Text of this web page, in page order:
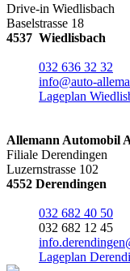
Drive-in Wiedlisbach
Baselstrasse 18
4537 Wiedlisbach
032 636 32 32
info@auto-
Lageplan
Allemann Automobil
Filiale Derendingen
Luzernstrasse 102
4552 Derendingen
032 682 40 50
032 682 12 45
Lageplan